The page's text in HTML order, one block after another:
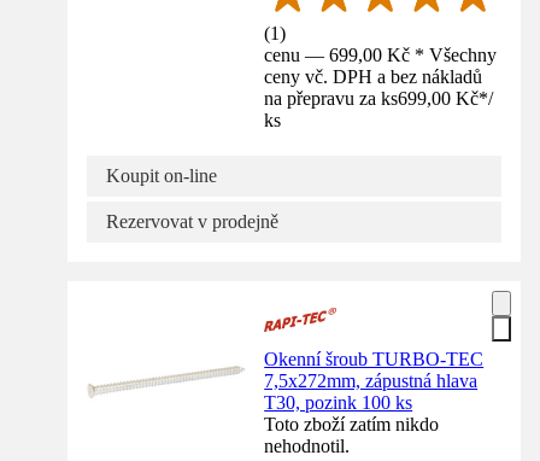
(1)
cenu — 699,00 Kč * Všechny
ceny vč. DPH a bez nákladů
na přepravu za ks699,00 Kč*/
ks
Koupit on-line
Rezervovat v prodejně
Okenní šroub TURBO-TEC
7,5x272mm, zápustná hlava
T30, pozink 100 ks
Toto zboží zatím nikdo
nehodnotil.